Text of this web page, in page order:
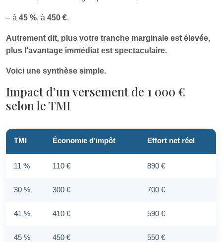
– à 45 %, à 450 €.
Autrement dit, plus votre tranche marginale est élevée,
plus l’avantage immédiat est spectaculaire.
Voici une synthèse simple.
Impact d’un versement de 1 000 €
selon le TMI
TMI Économie d’impôt Effort net réel
11 % 110 € 890 €
30 % 300 € 700 €
41 % 410 € 590 €
45 % 450 € 550 €